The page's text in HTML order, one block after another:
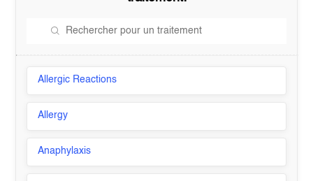
Allergic Reactions
Allergy
Anaphylaxis